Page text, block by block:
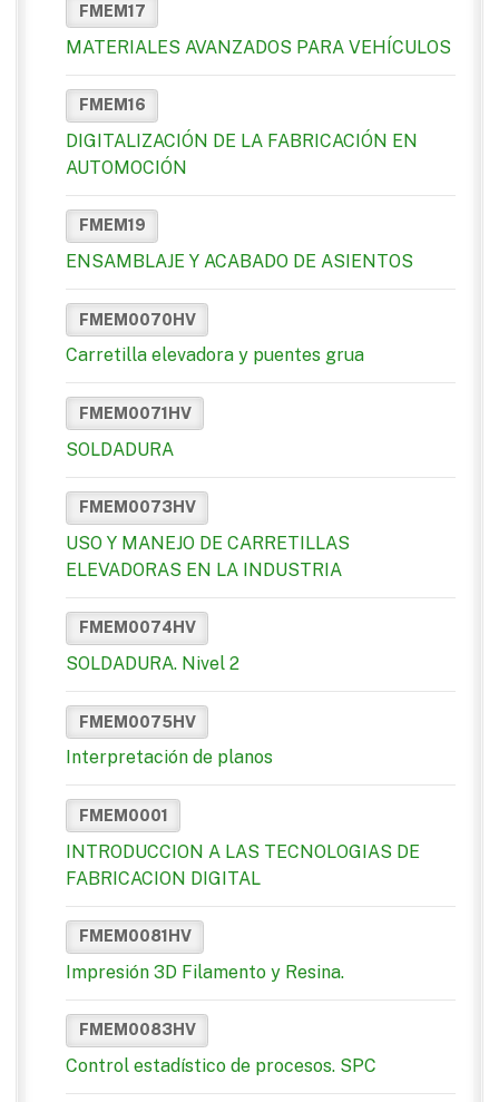
FMEM17
MATERIALES AVANZADOS PARA VEHÍCULOS
FMEM16
DIGITALIZACIÓN DE LA FABRICACIÓN EN
AUTOMOCIÓN
FMEM19
ENSAMBLAJE Y ACABADO DE ASIENTOS
FMEM0070HV
Carretilla elevadora y puentes grua
FMEM0071HV
SOLDADURA
FMEM0073HV
USO Y MANEJO DE CARRETILLAS
ELEVADORAS EN LA INDUSTRIA
FMEM0074HV
SOLDADURA. Nivel 2
FMEM0075HV
Interpretación de planos
FMEM0001
INTRODUCCION A LAS TECNOLOGIAS DE
FABRICACION DIGITAL
FMEM0081HV
Impresión 3D Filamento y Resina.
FMEM0083HV
Control estadístico de procesos. SPC